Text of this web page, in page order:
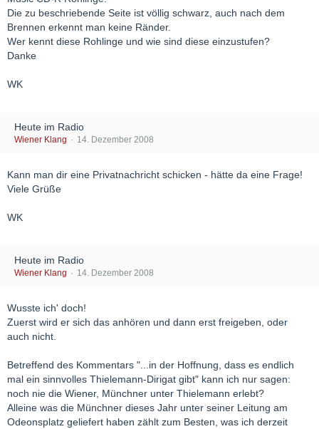
Die zu beschriebende Seite ist völlig schwarz, auch nach dem
Brennen erkennt man keine Ränder.
Wer kennt diese Rohlinge und wie sind diese einzustufen?
Danke
WK
Heute im Radio
Wiener Klang 14. Dezember 2008
Kann man dir eine Privatnachricht schicken - hätte da eine Frage!
Viele Grüße
WK
Heute im Radio
Wiener Klang 14. Dezember 2008
Wusste ich' doch!
Zuerst wird er sich das anhören und dann erst freigeben, oder
auch nicht.
Betreffend des Kommentars "...in der Hoffnung, dass es endlich
mal ein sinnvolles Thielemann-Dirigat gibt" kann ich nur sagen:
noch nie die Wiener, Münchner unter Thielemann erlebt?
Alleine was die Münchner dieses Jahr unter seiner Leitung am
Odeonsplatz geliefert haben zählt zum Besten, was ich derzeit